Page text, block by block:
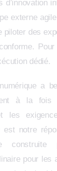
d’innovation
externe
piloter des
dédié.
a
à la fois
les
est notre
construite
pour les